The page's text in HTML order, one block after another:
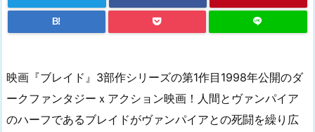
B!
映画『ブレイド』3部作シリーズの第1作目1998年公開のダ
ークファンタジーｘアクション映画！人間とヴァンパイア
のハーフであるブレイドがヴァンパイアとの死闘を繰り広